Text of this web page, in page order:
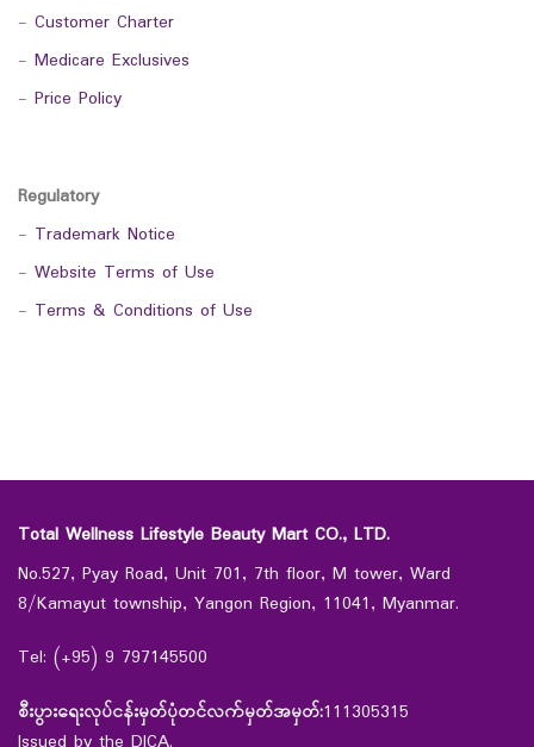
- Customer Charter
- Medicare Exclusives
- Price Policy
Regulatory
- Trademark Notice
- Website Terms of Use
- Terms & Conditions of Use
Total Wellness Lifestyle Beauty Mart CO., LTD.
No.527, Pyay Road, Unit 701, 7th floor, M tower, Ward
8/Kamayut township, Yangon Region, 11041, Myanmar.
Tel: (+95) 9 797145500
စီးပွားရေးလုပ်ငန်းမှတ်ပုံတင်လက်မှတ်အမှတ်:111305315